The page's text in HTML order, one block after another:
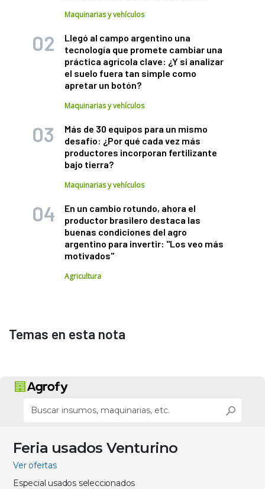
Maquinarias y vehículos
Llegó al campo argentino una
tecnología que promete cambiar una
práctica agrícola clave: ¿Y si analizar
el suelo fuera tan simple como
apretar un botón?
Maquinarias y vehículos
Más de 30 equipos para un mismo
desafío: ¿Por qué cada vez más
productores incorporan fertilizante
bajo tierra?
Maquinarias y vehículos
En un cambio rotundo, ahora el
productor brasilero destaca las
buenas condiciones del agro
argentino para invertir: "Los veo más
motivados"
Agricultura
Temas en esta nota
Feria usados Venturino
Ver ofertas
Especial usados seleccionados